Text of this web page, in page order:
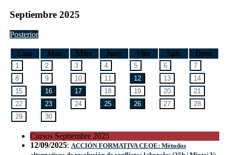
Septiembre2025
Posterior
Lun Mar Mier Juev Vier Sab Dom
Cursos Septiembre2025
12/09/2025: ACCIÓN FORMATIVA CEOE: Métodos